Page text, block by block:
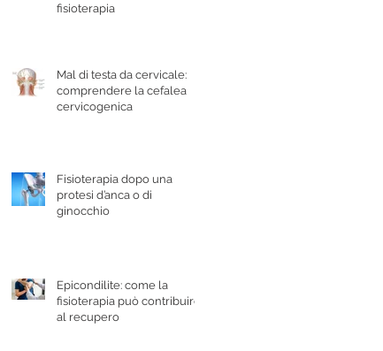
fisioterapia
Mal di testa da cervicale:
comprendere la cefalea
cervicogenica
Fisioterapia dopo una
protesi d’anca o di
ginocchio
Epicondilite: come la
fisioterapia può contribuire
al recupero